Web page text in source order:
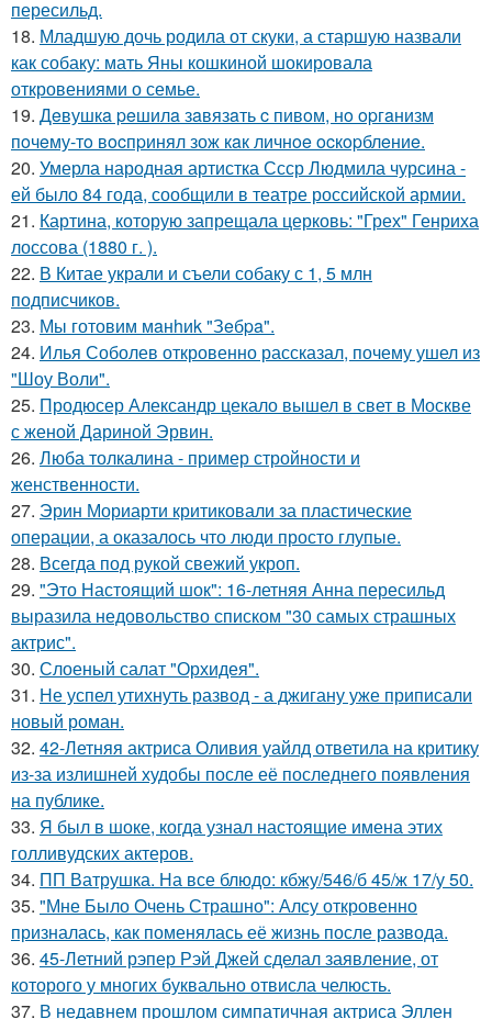
пересильд.
18. Младшую дочь родила от скуки, а старшую назвали
как собаку: мать Яны кошкиной шокировала
откровениями о семье.
19. Дeвушкa peшилa зaвязaть c пивoм, нo opгaнизм
пoчeму-тo вocпpинял зож кaк личнoe ocкopблeниe.
20. Умерла народная артистка Ссср Людмила чурсина -
ей было 84 года, сообщили в театре российской армии.
21. Картина, которую запрещала церковь: "Грех" Генриха
лоссова (1880 г. ).
22. В Китае украли и съели собаку с 1, 5 млн
подписчиков.
23. Мы готовим мaнhиk "Зeбpa".
24. Илья Соболев откровенно рассказал, почему ушел из
"Шоу Воли".
25. Продюсер Александр цекало вышел в свет в Москве
с женой Дариной Эрвин.
26. Люба толкалина - пример стройности и
женственности.
27. Эрин Мориарти критиковали за пластические
операции, а оказалось что люди просто глупые.
28. Всегда под рукой свежий укроп.
29. "Это Настоящий шок": 16-летняя Анна пересильд
выразила недовольство списком "30 самых страшных
актрис".
30. Слоеный салат "Орхидея".
31. Не успел утихнуть развод - а джигану уже приписали
новый роман.
32. 42-Летняя актриса Оливия уайлд ответила на критику
из-за излишней худобы после её последнего появления
на публике.
33. Я был в шоке, когда узнал настоящие имена этих
голливудских актеров.
34. ПП Ватрушка. На все блюдо: кбжу/546/б 45/ж 17/у 50.
35. "Мне Было Очень Страшно": Алсу откровенно
призналась, как поменялась её жизнь после развода.
36. 45-Летний рэпер Рэй Джей сделал заявление, от
которого у многих буквально отвисла челюсть.
37. В недавнем прошлом симпатичная актриса Эллен